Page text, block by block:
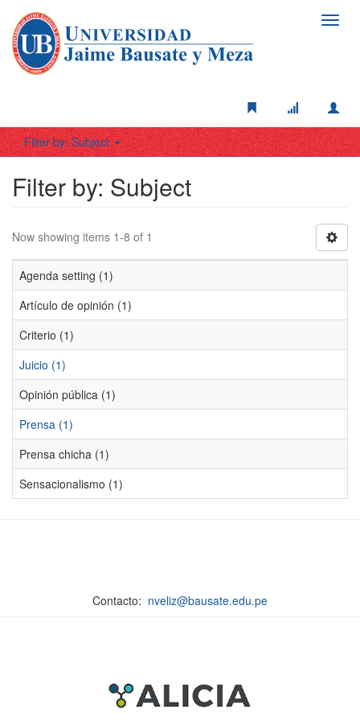
Filter by: Subject
Filter by: Subject
Now showing items 1-8 of 1
Agenda setting (1)
Artículo de opinión (1)
Criterio (1)
Juicio (1)
Opinión pública (1)
Prensa (1)
Prensa chicha (1)
Sensacionalismo (1)
Contacto: nveliz@bausate.edu.pe